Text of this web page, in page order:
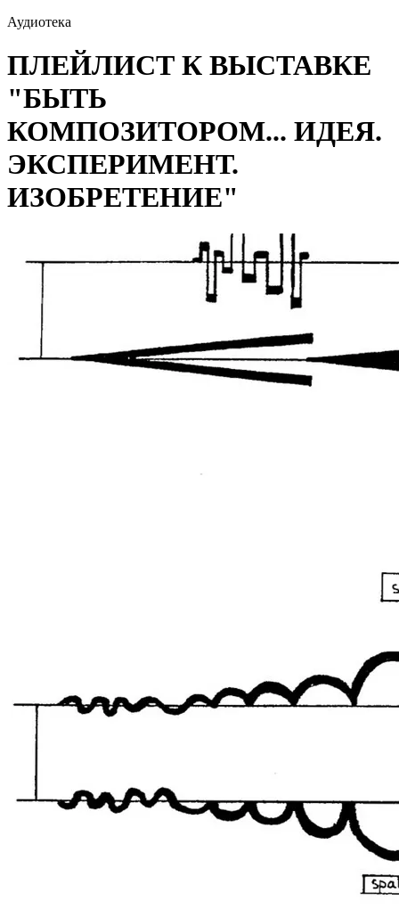
Аудиотека
ПЛЕЙЛИСТ К ВЫСТАВКЕ
"БЫТЬ
КОМПОЗИТОРОМ... ИДЕЯ.
ЭКСПЕРИМЕНТ.
ИЗОБРЕТЕНИЕ"